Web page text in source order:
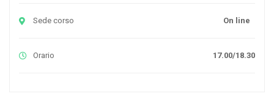
Sede corso On line
Orario 17.00/18.30